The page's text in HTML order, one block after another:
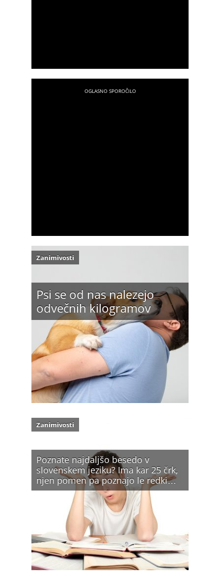
Psi se od nas nalezejo
odvečnih kilogramov
Zanimivosti
Poznate najdaljšo besedo v
slovenskem jeziku? Ima kar 25 črk,
njen pomen pa poznajo le redki…
Zanimivosti